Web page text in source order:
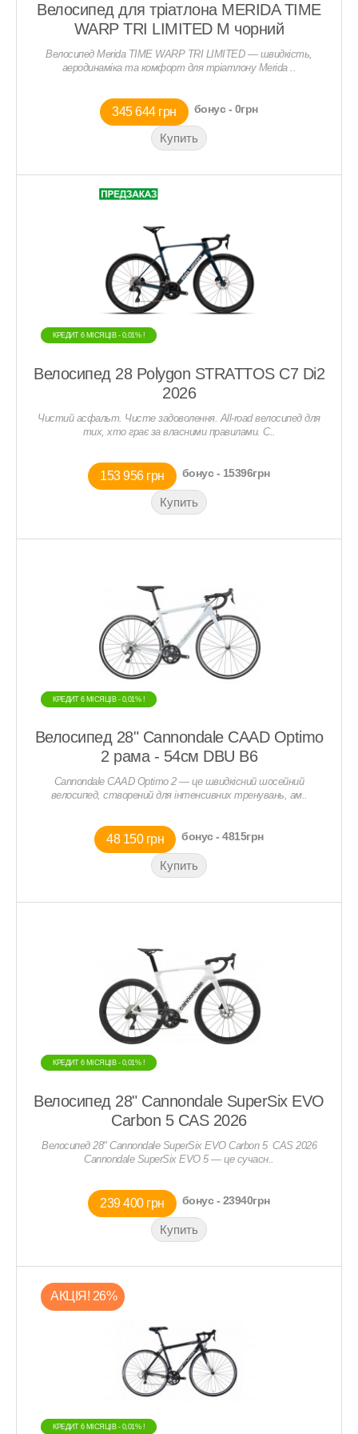
Велосипед для тріатлона MERIDA TIME
WARP TRI LIMITED M чорний
Велосипед Merida TIME WARP TRI LIMITED — швидкість,
аеродинаміка та комфорт для тріатлону Merida ..
345 644 грн бонус - 0грн
КРЕДИТ 6 МIСЯЦIВ - 0,01% !
КРЕДИТ 6 МIСЯЦIВ - 0,01% !
Велосипед 28 Polygon STRATTOS C7 Di2
2026
Чистий асфальт. Чисте задоволення. All-road велосипед для
тих, хто грає за власними правилами. С..
153 956 грн бонус - 15396грн
КРЕДИТ 6 МIСЯЦIВ - 0,01% !
КРЕДИТ 6 МIСЯЦIВ - 0,01% !
Велосипед 28" Cannondale CAAD Optimo
2 рама - 54см DBU B6
Cannondale CAAD Optimo 2 — це швидкісний шосейний
велосипед, створений для інтенсивних тренувань, ам..
48 150 грн бонус - 4815грн
КРЕДИТ 6 МIСЯЦIВ - 0,01% !
КРЕДИТ 6 МIСЯЦIВ - 0,01% !
Велосипед 28" Cannondale SuperSix EVO
Carbon 5 CAS 2026
Велосипед 28" Cannondale SuperSix EVO Carbon 5 CAS 2026
Cannondale SuperSix EVO 5 — це сучасн..
239 400 грн бонус - 23940грн
АКЦIЯ! 26%
КРЕДИТ 6 МIСЯЦIВ - 0,01% !
КРЕДИТ 6 МIСЯЦIВ - 0,01% !